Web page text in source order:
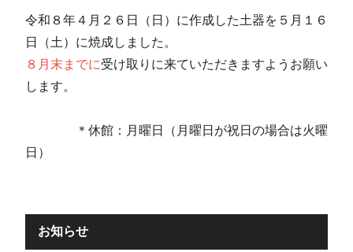
令和８年４月２６日（日）に作成した土器を５月１６
日（土）に焼成しました。
８月末までに受け取りに来ていただきますようお願い
します。
＊休館：月曜日（月曜日が祝日の場合は火曜
日）
お知らせ